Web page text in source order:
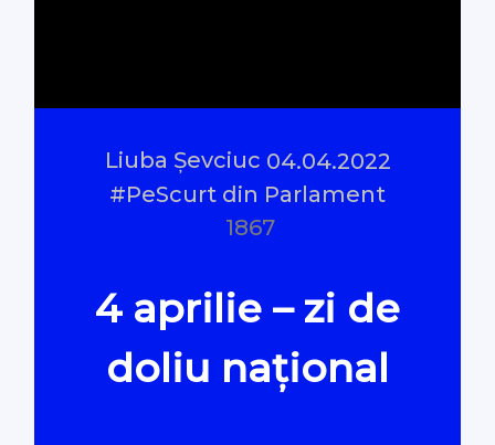
Documentare
Interviu cu sens
Oamenii Legii
#Verificat
Liuba Șevciuc 04.04.2022
#PeScurt din Parlament
1867
4 aprilie – zi de
doliu național